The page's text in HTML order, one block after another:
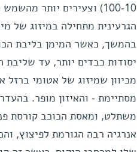
100-10) וצעירים יותר
הגרעינית מתחילה במיזוג של
בהמשך, כאשר המימן בליבת
יסודות כבדים יותר, עד
מכיוון שמיזוג של אטומי ברזל
מסתיימת - והאיזון מופר.
משתלט, ומאסת הכוכב קורסת
אנרגיה רבה הגורמת לפיצוץ,